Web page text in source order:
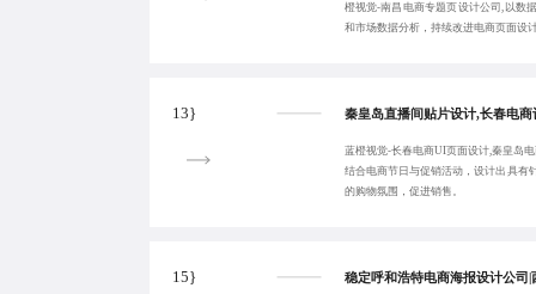
橙视觉-南昌电商专题页设计公司,以数
和市场数据分析，持续改进电商页面设
13}
蓝橙视觉-长春电商UI页面设计,秦皇岛
结合电商节日与促销活动，设计出具有
的购物氛围，促进销售。
15}